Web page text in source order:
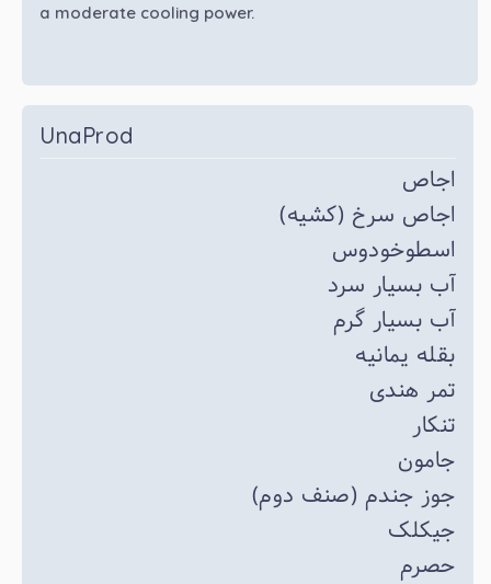
a moderate cooling power.
UnaProd
اجاص
اجاص سرخ (کشیه)
اسطوخودوس
آب بسیار سرد
آب بسیار گرم
بقله یمانیه
تمر هندی
تنکار
جامون
جوز جندم (صنف دوم)
جیکلک
حصرم